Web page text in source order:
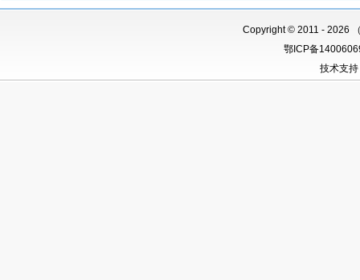
Copyright© 2011 -2026
鄂ICP备
技术支